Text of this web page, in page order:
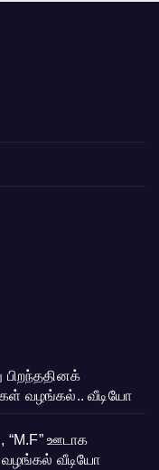
வழங்கல்.. வீடியோ
“M.F” ஊடாக
வழங்கல் வீடியோ